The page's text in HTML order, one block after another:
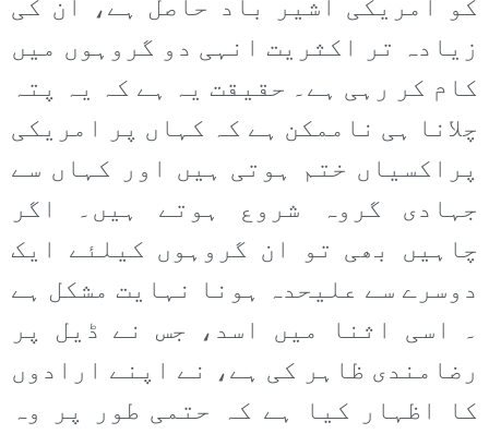
زیادہ تر اکثریت انہی دو گروہوں میں
کام کر رہی ہے۔ حقیقت یہ ہے کہ یہ پتہ
چلانا ہی ناممکن ہے کہ کہاں پر امریکی
پراکسیاں ختم ہوتی ہیں اور کہاں سے
جہادی گروہ شروع ہوتے ہیں۔ اگر
چاہیں بھی تو ان گروہوں کیلئے ایک
دوسرے سے علیحدہ ہونا نہایت مشکل ہے
۔ اسی اثنا میں اسد، جس نے ڈیل پر
رضامندی ظاہر کی ہے، نے اپنے ارادوں
کا اظہار کیا ہے کہ حتمی طور پر وہ